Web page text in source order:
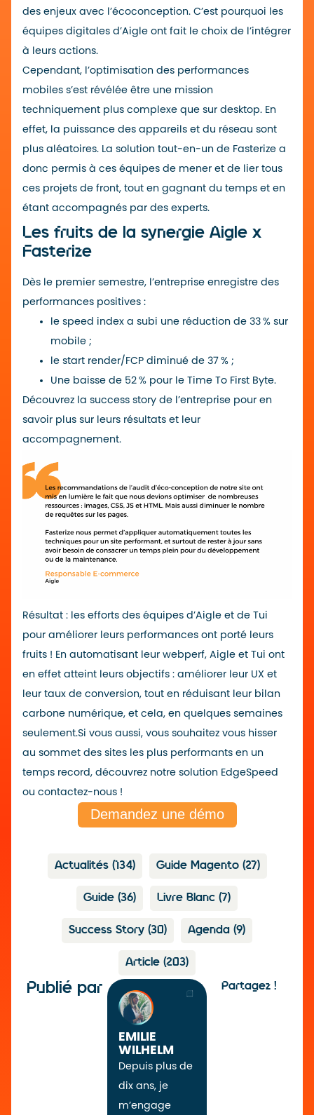
des enjeux avec l’écoconception. C’est pourquoi les
équipes digitales d’Aigle ont fait le choix de l’intégrer
à leurs actions.
Cependant, l’optimisation des performances
mobiles s’est révélée être une mission
techniquement plus complexe que sur desktop. En
effet, la puissance des appareils et du réseau sont
plus aléatoires. La solution tout-en-un de Fasterize a
donc permis à ces équipes de mener et de lier tous
ces projets de front, tout en gagnant du temps et en
étant accompagnés par des experts.
Les fruits de la synergie Aigle x
Fasterize
Dès le premier semestre, l’entreprise enregistre des
performances positives :
le speed index a subi une réduction de 33 % sur
mobile ;
le start render/FCP diminué de 37 % ;
Une baisse de 52 % pour le Time To First Byte.
Découvrez la success story de l’entreprise pour en
savoir plus sur leurs résultats et leur
accompagnement.
Résultat : les efforts des équipes d’Aigle et de Tui
pour améliorer leurs performances ont porté leurs
fruits ! En automatisant leur webperf, Aigle et Tui ont
en effet atteint leurs objectifs : améliorer leur UX et
leur taux de conversion, tout en réduisant leur bilan
carbone numérique, et cela, en quelques semaines
seulement.Si vous aussi, vous souhaitez vous hisser
au sommet des sites les plus performants en un
temps record, découvrez notre solution EdgeSpeed
ou contactez-nous !
Demandez une démo
Actualités (134) Guide Magento (27)
Guide (36) Livre Blanc (7)
Success Story (30) Agenda (9)
Article (203)
Publié par
EMILIE
WILHELM
Depuis plus de
dix ans, je
m’engage
Partagez !